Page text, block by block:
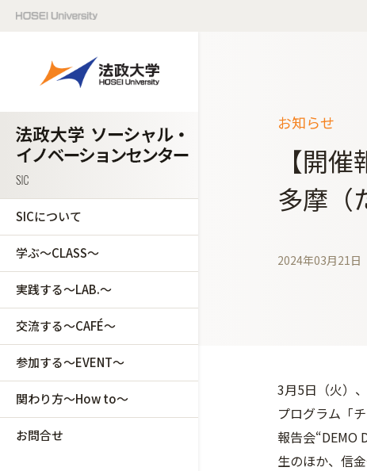
SICについて
学ぶ～CLASS～
実践する～LAB.～
交流する～CAFÉ～
参加する～EVENT～
関わり方～How to～
お問合せ
お知らせ
【開
多摩（
2024年03月21日
3月5日（火）
プログラム「
報告会“DEMO
生のほか、信